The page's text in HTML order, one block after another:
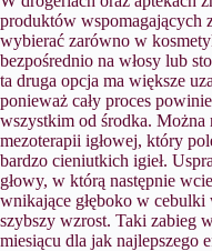
produktów wspomagających
wybierać zarówno w
bezpośrednio na włosy lub
ta druga opcja ma większe
ponieważ cały proces
wszystkim od środka. Można
mezoterapii igłowej, który
bardzo cieniutkich igieł.
głowy, w którą następnie
wnikające głęboko w
szybszy wzrost. Taki zabieg
miesiącu dla jak najlepszego